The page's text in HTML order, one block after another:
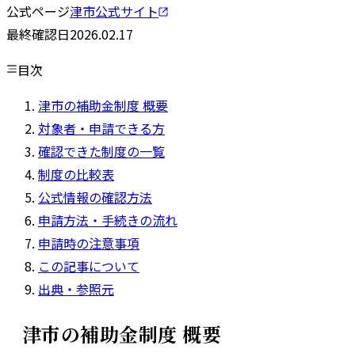
公式ページ津市公式サイト
最終確認日2026.02.17
目次
津市の補助金制度 概要
対象者・申請できる方
確認できた制度の一覧
制度の比較表
公式情報の確認方法
申請方法・手続きの流れ
申請時の注意事項
この記事について
出典・参照元
津市の補助金制度 概要